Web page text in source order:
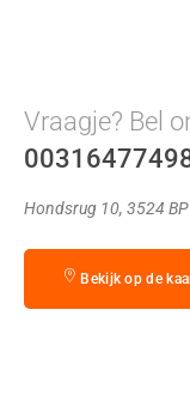
Vraagje? Bel
Hondsrug 10, 3524
Bekijk op de